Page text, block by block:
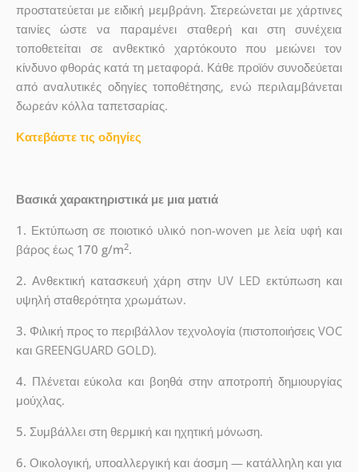
προστατεύεται με ειδική μεμβράνη. Στερεώνεται με χάρτινες
ταινίες ώστε να παραμένει σταθερή και στη συνέχεια
τοποθετείται σε ανθεκτικό χαρτόκουτο που μειώνει τον
κίνδυνο φθοράς κατά τη μεταφορά. Κάθε προϊόν συνοδεύεται
από αναλυτικές οδηγίες τοποθέτησης, ενώ περιλαμβάνεται
δωρεάν κόλλα ταπετσαρίας.
Κατεβάστε τις οδηγίες
Βασικά χαρακτηριστικά με μια ματιά
1. Εκτύπωση σε ποιοτικό υλικό non-woven με λεία υφή και
βάρος έως 170 g/m2.
2.Ανθεκτική κατασκευή χάρη στην UV LED εκτύπωση και
υψηλή σταθερότητα χρωμάτων.
3. Φιλική προς το περιβάλλον τεχνολογία (πιστοποιήσεις VOC
και GREENGUARD GOLD).
4. Πλένεται εύκολα και βοηθά στην αποτροπή δημιουργίας
μούχλας.
5. Συμβάλλει στη θερμική και ηχητική μόνωση.
6.Οικολογική, υποαλλεργική και άοσμη — κατάλληλη και για